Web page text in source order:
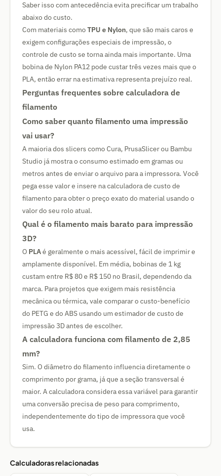
Saber isso com antecedência evita precificar um trabalho
abaixo do custo.
Com materiais comoTPU e Nylon, que são mais caros e
exigem configurações especiais de impressão, o
controle de custo se torna ainda mais importante. Uma
bobina de Nylon PA12 pode custar três vezes mais que o
PLA, então errar na estimativa representa prejuízo real.
Perguntas frequentes sobre calculadora de
filamento
Como saber quanto filamento uma impressão
vai usar?
A maioria dos slicers como Cura, PrusaSlicer ou Bambu
Studio já mostra o consumo estimado em gramas ou
metros antes de enviar o arquivo para a impressora. Você
pega esse valor e insere na calculadora de custo de
filamento para obter o preço exato do material usando o
valor do seu rolo atual.
Qual é o filamento mais barato para impressão
3D?
O PLAé geralmente o mais acessível, fácil de imprimir e
amplamente disponível. Em média, bobinas de 1 kg
custam entre R$ 80 e R$ 150 no Brasil, dependendo da
marca. Para projetos que exigem mais resistência
mecânica ou térmica, vale comparar o custo-benefício
do PETG e do ABS usando um estimador de custo de
impressão 3D antes de escolher.
A calculadora funciona com filamento de 2,85
mm?
Sim. O diâmetro do filamento influencia diretamente o
comprimento por grama, já que a seção transversal é
maior. A calculadora considera essa variável para garantir
uma conversão precisa de peso para comprimento,
independentemente do tipo de impressora que você
usa.
Calculadoras relacionadas